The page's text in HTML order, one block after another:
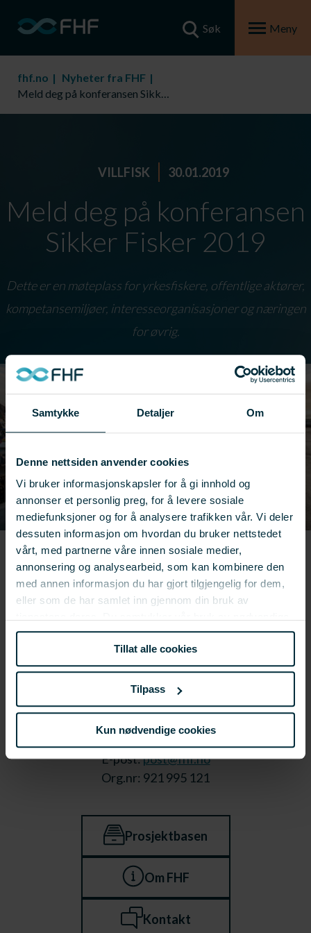
Samtykke Detaljer Om
Denne nettsiden anvender cookies
Vi bruker informasjonskapsler for å gi innhold og
annonser et personlig preg, for å levere sosiale
mediefunksjoner og for å analysere trafikken vår. Vi deler
dessuten informasjon om hvordan du bruker nettstedet
vårt, med partnerne våre innen sosiale medier,
annonsering og analysearbeid, som kan kombinere den
med annen informasjon du har gjort tilgjengelig for dem,
eller som de har samlet inn gjennom din bruk av
informasjonskapsler ved å bruke nettstedet vårt.
Tillat alle cookies
Tilpass
Kun nødvendige cookies
Søk Meny
fhf.no
Nyheter fra FHF
Meld deg på konferansen Sikker Fisker 2019
VILLFISK 30.01.2019
Meld deg på konferansen
Sikker Fisker 2019
Dette er en møteplass for yrkesfiskere, offentlige aktører,
kompetansemiljøer, interesseorganisasjoner og næringen
for øvrig.
Stortorget 1,
Telefon: 23 89 64 08
E-post:post@fhf.no
Org.nr: 921 995 121
Prosjektbasen
Om FHF
Kontakt